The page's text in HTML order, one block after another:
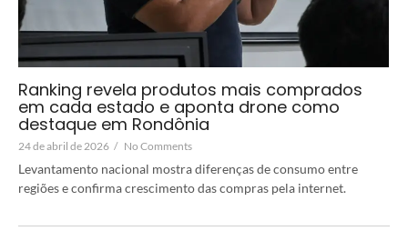
Ranking revela produtos mais comprados
em cada estado e aponta drone como
destaque em Rondônia
24 de abril de 2026 / No Comments
Levantamento nacional mostra diferenças de consumo entre
regiões e confirma crescimento das compras pela internet.